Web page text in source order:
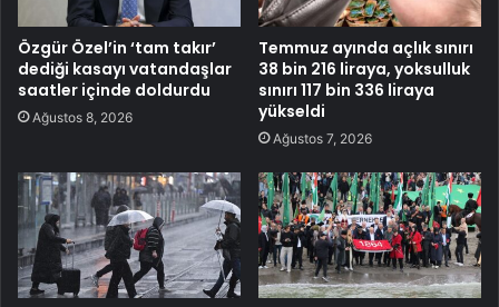
Özgür Özel’in ‘tam takır’
dediği kasayı vatandaşlar
saatler içinde doldurdu
Ağustos 8, 2026
Temmuz ayında açlık sınırı
38 bin 216 liraya, yoksulluk
sınırı 117 bin 336 liraya
yükseldi
Ağustos 7, 2026